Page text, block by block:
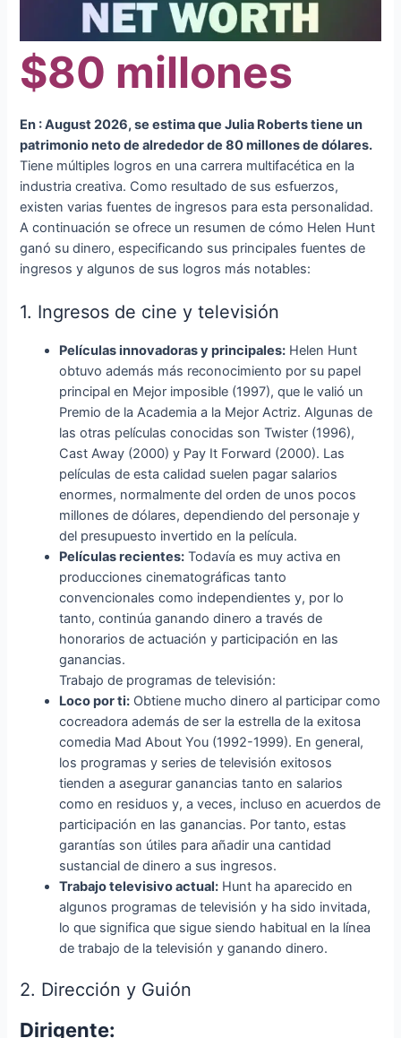
$80 millones
En : August 2026, se estima que Julia Roberts tiene un
patrimonio neto de alrededor de 80 millones de dólares.
Tiene múltiples logros en una carrera multifacética en la
industria creativa. Como resultado de sus esfuerzos,
existen varias fuentes de ingresos para esta personalidad.
A continuación se ofrece un resumen de cómo Helen Hunt
ganó su dinero, especificando sus principales fuentes de
ingresos y algunos de sus logros más notables:
1. Ingresos de cine y televisión
Películas innovadoras y principales: Helen Hunt
obtuvo además más reconocimiento por su papel
principal en Mejor imposible (1997), que le valió un
Premio de la Academia a la Mejor Actriz. Algunas de
las otras películas conocidas son Twister (1996),
Cast Away (2000) y Pay It Forward (2000). Las
películas de esta calidad suelen pagar salarios
enormes, normalmente del orden de unos pocos
millones de dólares, dependiendo del personaje y
del presupuesto invertido en la película.
Películas recientes: Todavía es muy activa en
producciones cinematográficas tanto
convencionales como independientes y, por lo
tanto, continúa ganando dinero a través de
honorarios de actuación y participación en las
ganancias.
Trabajo de programas de televisión:
Loco por ti: Obtiene mucho dinero al participar como
cocreadora además de ser la estrella de la exitosa
comedia Mad About You (1992-1999). En general,
los programas y series de televisión exitosos
tienden a asegurar ganancias tanto en salarios
como en residuos y, a veces, incluso en acuerdos de
participación en las ganancias. Por tanto, estas
garantías son útiles para añadir una cantidad
sustancial de dinero a sus ingresos.
Trabajo televisivo actual: Hunt ha aparecido en
algunos programas de televisión y ha sido invitada,
lo que significa que sigue siendo habitual en la línea
de trabajo de la televisión y ganando dinero.
2. Dirección y Guión
Dirigente: